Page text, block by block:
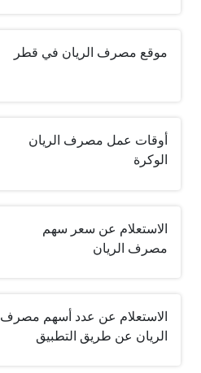
موقع مصرف الريان في قطر
أوقات عمل مصرف الريان
الوكرة
الاستعلام عن سعر سهم
مصرف الريان
الاستعلام عن عدد أسهم مصرف
الريان عن طريق التطبيق